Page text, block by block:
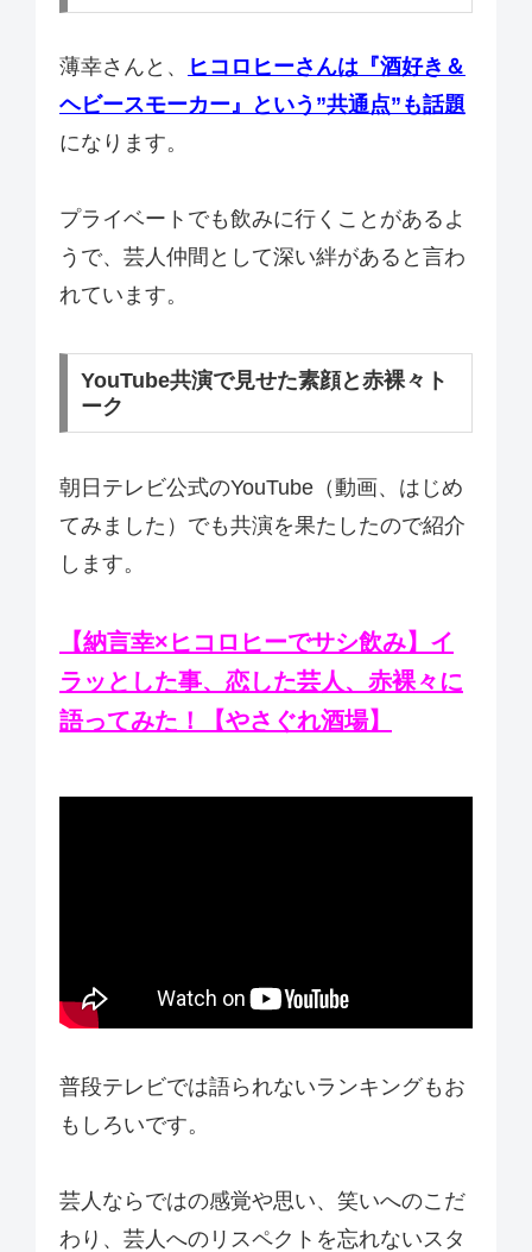
薄幸さんと、
ヒコロヒーさんは『酒好き＆
ヘビースモーカー』という”共通点”も話題
になります。
プライベートでも飲みに行くことがあるよ
うで、芸人仲間として深い絆があると言わ
れています。
YouTube共演で見せた素顔と赤裸々ト
ーク
朝日テレビ公式のYouTube（動画、はじめ
てみました）でも共演を果たしたので紹介
します。
【納言幸×ヒコロヒーでサシ飲み】イ
ラッとした事、恋した芸人、赤裸々に
語ってみた！【やさぐれ酒場】
普段テレビでは語られないランキングもお
もしろいです。
芸人ならではの感覚や思い、笑いへのこだ
わり、芸人へのリスペクトを忘れないスタ